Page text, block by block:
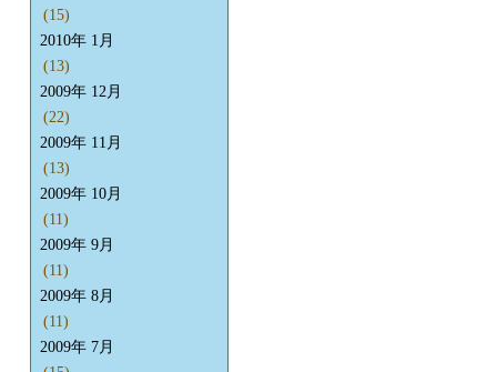
(15)
2010年 1月
(13)
2009年 12月
(22)
2009年 11月
(13)
2009年 10月
(11)
2009年 9月
(11)
2009年 8月
(11)
2009年 7月